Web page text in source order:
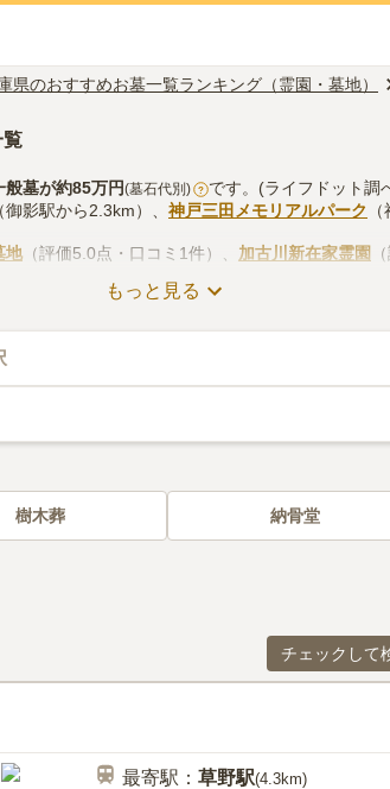
県のおすすめお墓一覧ランキング（霊園・墓地）
覧
般墓が約85万円(墓石代別) ? です。(ライフドット調
（御影駅から2.3km）、 神戸三田メモリアルパーク
地 （評価5.0点・口コミ1件）、 加古川新在家霊園
は、自宅からの交通アクセスを確認しつつ、法
もっと見る
樹木葬 納骨堂
チェックして
最寄駅： 草野駅(4.3km)